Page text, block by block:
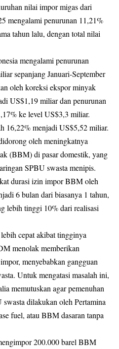
nilai impor migas dari
mengalami penurunan 11,21%
tahun lalu, dengan total nilai
mengalami penurunan
sepanjang Januari-September
oleh koreksi ekspor minyak
US$1,19 miliar dan penurunan
ke level US$3,3 miliar.
16,22% menjadi US$5,52 miliar.
oleh meningkatnya
(BBM) di pasar domestik, yang
SPBU swasta menipis.
durasi izin impor BBM oleh
6 bulan dari biasanya 1 tahun,
lebih tinggi 10% dari realisasi
cepat akibat tingginya
menolak memberikan
menyebabkan gangguan
Untuk mengatasi masalah ini,
memutuskan agar pemenuhan
dilakukan oleh Pertamina
fuel, atau BBM dasaran tanpa
200.000 barel BBM